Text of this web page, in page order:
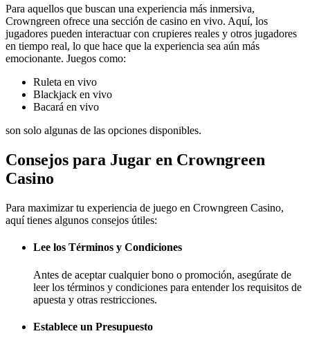
Para aquellos que buscan una experiencia más inmersiva,
Crowngreen ofrece una sección de casino en vivo. Aquí, los
jugadores pueden interactuar con crupieres reales y otros jugadores
en tiempo real, lo que hace que la experiencia sea aún más
emocionante. Juegos como:
Ruleta en vivo
Blackjack en vivo
Bacará en vivo
son solo algunas de las opciones disponibles.
Consejos para Jugar en Crowngreen
Casino
Para maximizar tu experiencia de juego en Crowngreen Casino,
aquí tienes algunos consejos útiles:
Lee los Términos y Condiciones
Antes de aceptar cualquier bono o promoción, asegúrate de
leer los términos y condiciones para entender los requisitos de
apuesta y otras restricciones.
Establece un Presupuesto